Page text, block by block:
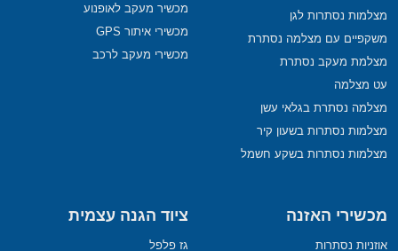
מצלמות נסתרות לגן
משקפיים עם מצלמה נסתרת
מצלמת מעקב נסתרת
עט מצלמה
מצלמה נסתרת בגלאי עשן
מצלמות נסתרות בשעון קיר
מצלמות נסתרות בשקע חשמל
מכשיר מעקב לאופנוע
מכשירי איתור GPS
מכשירי מעקב לרכב
מכשירי האזנה
אוזניות נסתרות
ציוד הגנה עצמית
גז פלפל